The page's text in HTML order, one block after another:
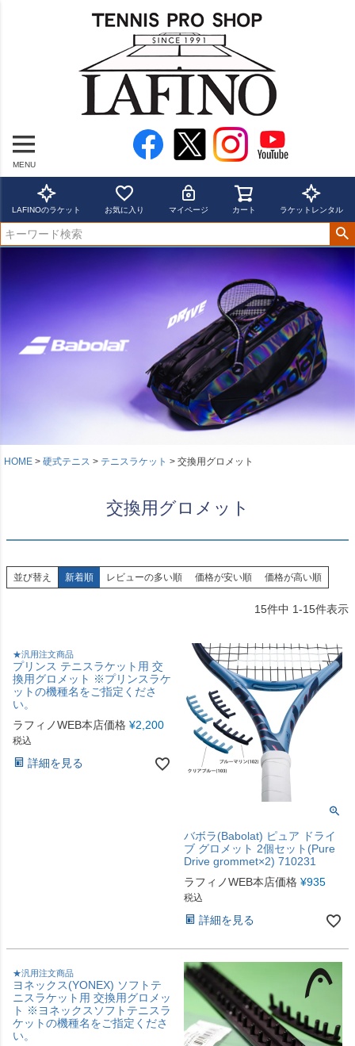
MENU
LAFINOのラケット お気に入り マイページ カート ラケットレンタル
HOME 硬式テニス テニスラケット 交換用グロメット
交換用グロメット
並び替え 新着順 レビューの多い順 価格が安い順 価格が高い順
15件中 1-15件表示
★汎用注文商品
プリンス テニスラケット用 交
換用グロメット ※プリンスラケ
ットの機種名をご指定くださ
い。
ラフィノWEB本店価格 ¥2,200
税込
詳細を見る
バボラ(Babolat) ピュア ドライ
ブ グロメット 2個セット(Pure
Drive grommet×2) 710231
ラフィノWEB本店価格 ¥935
税込
詳細を見る
★汎用注文商品
ヨネックス(YONEX) ソフトテ
ニスラケット用 交換用グロメッ
ト ※ヨネックスソフトテニスラ
ケットの機種名をご指定くださ
い。